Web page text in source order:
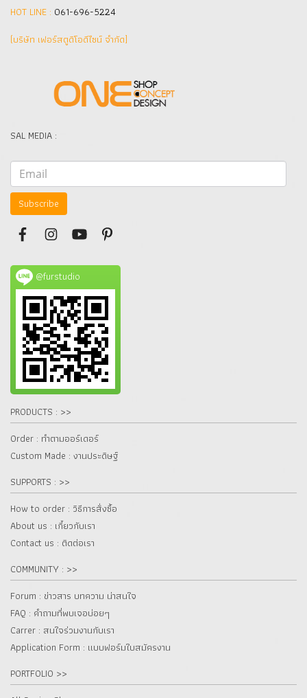
HOT LINE : 061-696-5224
(บริษัท เฟอร์สตูดิโอดีไซน์ จำกัด]
SAL MEDIA :
Subscribe
@furstudio
PRODUCTS : >>
Order : ทำตามออร์เดอร์
Custom Made : งานประดิษฐ์
SUPPORTS : >>
How to order : วิธีการสั่งซื้อ
About us : เกี๋ยวกับเรา
Contact us : ติดต่อเรา
COMMUNITY : >>
Forum : ข่าวสาร บทความ น่าสนใจ
FAQ : คำถามที่พบเจอบ่อยๆ
Carrer : สนใจร่วมงานกับเรา
Application Form : แบบฟอร์มใบสมัครงาน
PORTFOLIO >>